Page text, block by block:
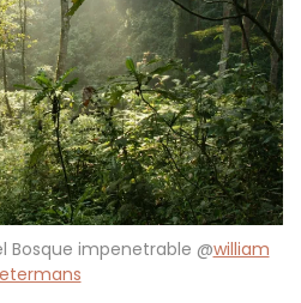
Bosque impenetrable @william